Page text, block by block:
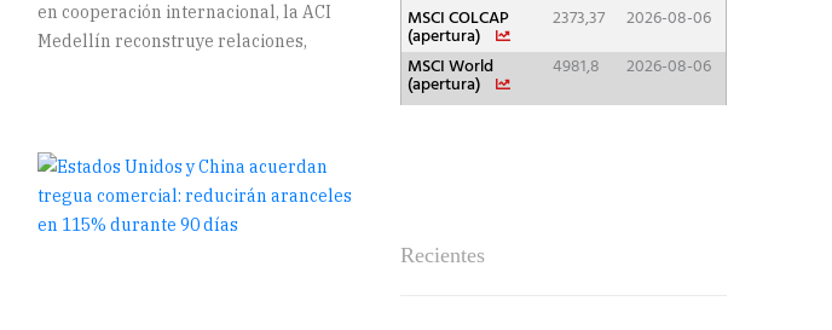
en cooperación internacional, la ACI
Medellín reconstruye relaciones,
Recientes